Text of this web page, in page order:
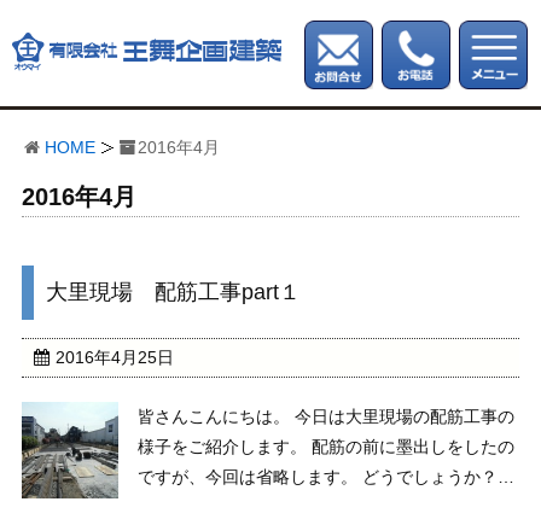
HOME 2016年4月
2016年4月
大里現場 配筋工事part１
2016年4月25日
皆さんこんにちは。 今日は大里現場の配筋工事の
様子をご紹介します。 配筋の前に墨出しをしたの
ですが、今回は省略します。 どうでしょうか？